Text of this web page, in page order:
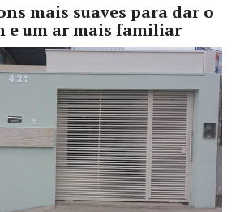
mais suaves para dar o
e um ar mais familiar